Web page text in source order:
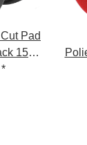
Pad
150
*